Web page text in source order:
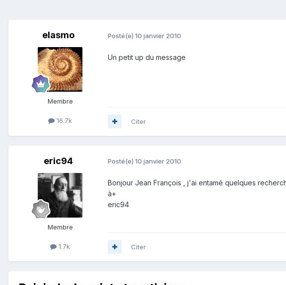
elasmo
Membre
16.7k
Posté(e) 10 janvier 2010
Un petit up du message
Citer
eric94
Membre
1.7k
Posté(e) 10 janvier 2010
Bonjour Jean François , j'ai entamé quelques
à+
eric94
Citer